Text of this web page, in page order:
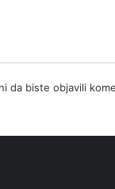
da biste objavili